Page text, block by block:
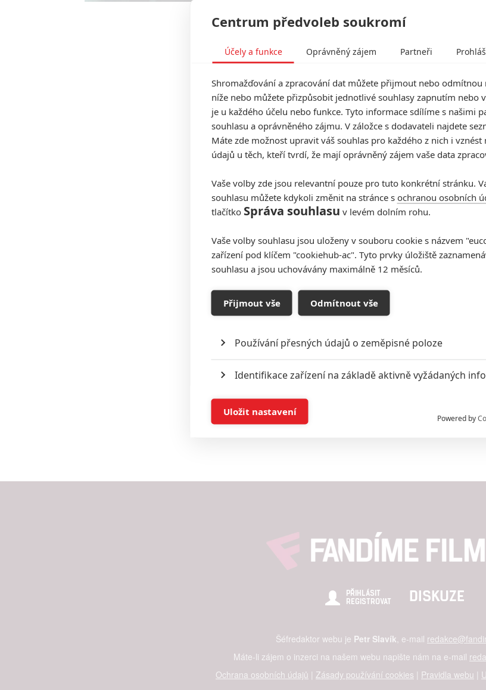
PŘIHLÁSIT
REGISTROVAT
DISKUZE
Šéfredaktor webu je Petr Slavík , e-mail
Máte-li zájem o inzerci na našem webu napište nám na e-mail
Ochrana osobních údajů | Zásady používání cookies | Pravidla webu |
Centrum předvoleb soukromí
Účely a funkce Oprávněný zájem Partneři
Shromažďování a zpracování dat můžete přijmout nebo
níže nebo můžete přizpůsobit jednotlivé souhlasy zapnutím nebo
je u každého účelu nebo funkce. Tyto informace sdílíme s našimi
souhlasu a oprávněného zájmu. V záložce s dodavateli najdete
Máte zde možnost upravit váš souhlas pro každého z nich i
údajů u těch, kteří tvrdí, že mají oprávněný zájem vaše data
Vaše volby zde jsou relevantní pouze pro tuto konkrétní stránku.
souhlasu můžete kdykoli změnit na stránce s ochranou osobních
tlačítko Správa souhlasu v levém dolním rohu.
Vaše volby souhlasu jsou uloženy v souboru cookie s názvem
zařízení pod klíčem "cookiehub-ac". Tyto prvky úložiště
souhlasu a jsou uchovávány maximálně 12 měsíců.
Přijmout vše Odmítnout vše
Používání přesných údajů o zeměpisné poloze
Identifikace zařízení na základě aktivně vyžádaných
Ukládání a/nebo přístup k informacím v zařízení
služeb
možnost: Zajištění bezpečnosti, předcházení a zjišťování podvodů
Poskytování a zobrazování reklamy a obsahu
Powered by
Uložit nastavení